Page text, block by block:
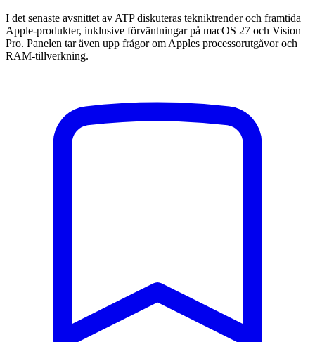
I det senaste avsnittet av ATP diskuteras tekniktrender och framtida
Apple-produkter, inklusive förväntningar på macOS 27 och Vision
Pro. Panelen tar även upp frågor om Apples processorutgåvor och
RAM-tillverkning.